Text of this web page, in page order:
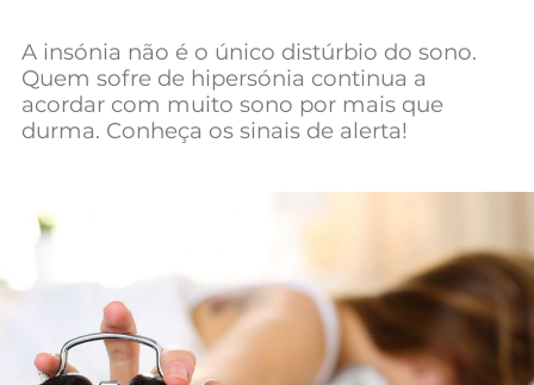
Negócios
Mundial 2026
A insónia não é o único distúrbio do sono.
Quem sofre de hipersónia continua a
acordar com muito sono por mais que
durma. Conheça os sinais de alerta!